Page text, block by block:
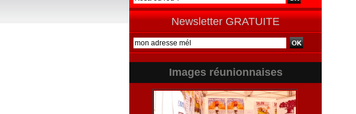
Newsletter GRATUITE
Images réunionnaises